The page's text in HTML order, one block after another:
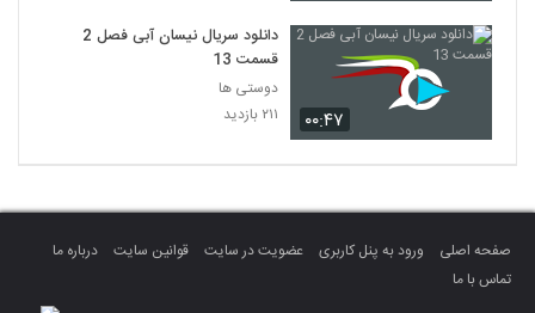
۰۰:۴۷
دانلود سریال نیسان آبی فصل 2
قسمت 13
دوستی ها
۲۱۱ بازدید
صفحه اصلی ورود به پنل کاربری عضویت در سایت قوانین سایت
درباره ما
تماس با ما